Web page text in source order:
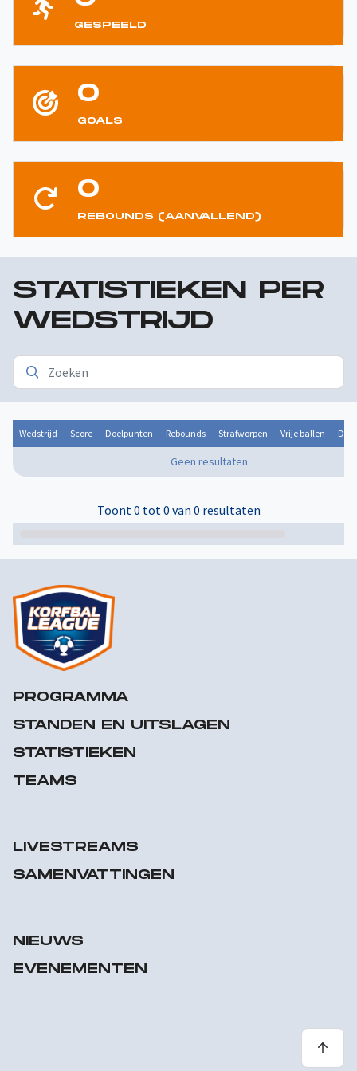
GESPEELD
0
GOALS
0
REBOUNDS (AANVALLEND)
STATISTIEKEN PER
WEDSTRIJD
Wedstrijd Score Doelpunten Rebounds Strafworpen Vrije ballen
Geen resultaten
Toont 0 tot 0 van 0 resultaten
PROGRAMMA
STANDEN EN UITSLAGEN
STATISTIEKEN
TEAMS
LIVESTREAMS
SAMENVATTINGEN
NIEUWS
EVENEMENTEN